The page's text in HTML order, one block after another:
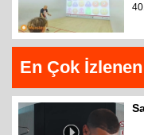
En Çok